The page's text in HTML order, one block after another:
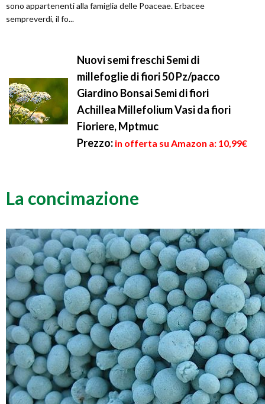
sono appartenenti alla famiglia delle Poaceae. Erbacee
sempreverdi, il fo...
Nuovi semi freschi Semi di
millefoglie di fiori 50 Pz/pacco
Giardino Bonsai Semi di fiori
Achillea Millefolium Vasi da fiori
Fioriere, Mptmuc
Prezzo: in offerta su Amazon a: 10,99€
La concimazione